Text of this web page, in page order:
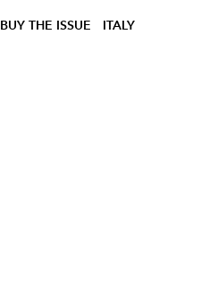
BUY THE ISSUE ITALY